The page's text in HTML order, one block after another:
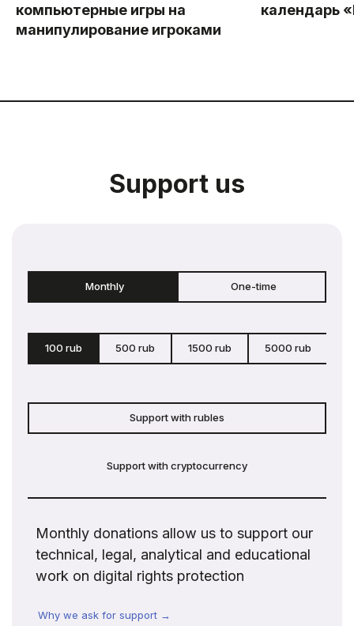
компьютерные игры на
манипулирование игроками
календарь
Support us
Monthly One-time
100 rub 500 rub 1500 rub 5000 rub
Support with rubles
Support with cryptocurrency
Monthly donations allow us to support our
technical, legal, analytical and educational
work on digital rights protection
Why we ask for support →